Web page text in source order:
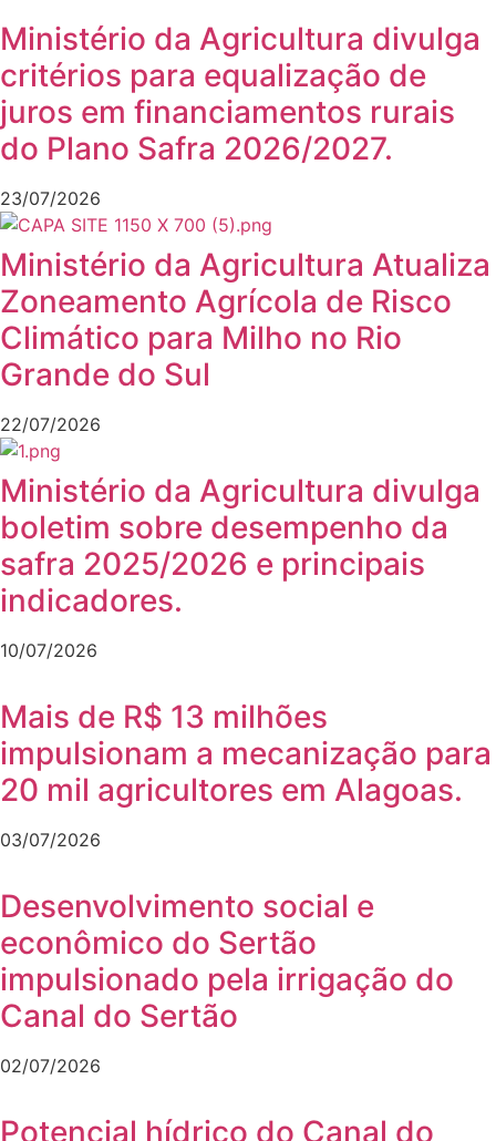
Ministério da Agricultura divulga
critérios para equalização de
juros em financiamentos rurais
do Plano Safra 2026/2027.
23/07/2026
Ministério da Agricultura Atualiza
Zoneamento Agrícola de Risco
Climático para Milho no Rio
Grande do Sul
22/07/2026
Ministério da Agricultura divulga
boletim sobre desempenho da
safra 2025/2026 e principais
indicadores.
10/07/2026
Mais de R$ 13 milhões
impulsionam a mecanização para
20 mil agricultores em Alagoas.
03/07/2026
Desenvolvimento social e
econômico do Sertão
impulsionado pela irrigação do
Canal do Sertão
02/07/2026
Potencial hídrico do Canal do